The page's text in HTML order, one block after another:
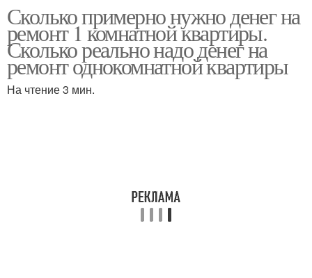
Сколько примерно нужно денег на
ремонт 1 комнатной квартиры.
Сколько реально надо денег на
ремонт однокомнатной квартиры
На чтение 3 мин.